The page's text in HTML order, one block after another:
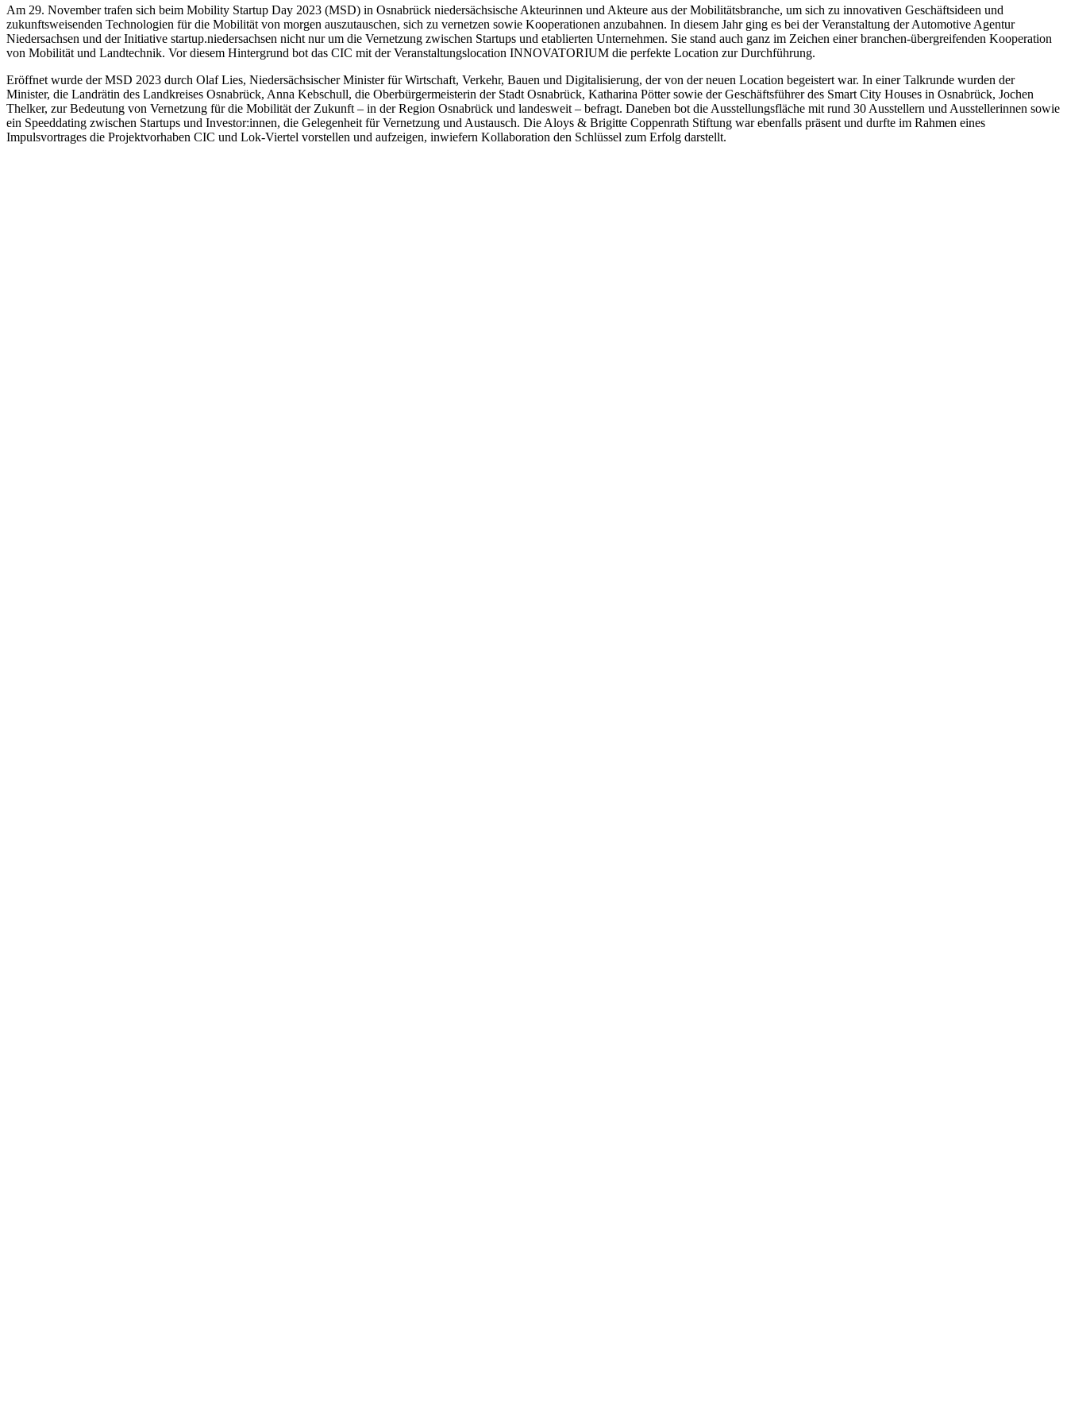
Am 29. November trafen sich beim Mobility Startup Day 2023 (MSD) in Osnabrück niedersächsische Akteurinnen und Akteure aus der Mobilitätsbranche, um sich zu innovativen Geschäftsideen und
zukunftsweisenden Technologien für die Mobilität von morgen auszutauschen, sich zu vernetzen sowie Kooperationen anzubahnen. In diesem Jahr ging es bei der Veranstaltung der Automotive Agentur
Niedersachsen und der Initiative startup.niedersachsen nicht nur um die Vernetzung zwischen Startups und etablierten Unternehmen. Sie stand auch ganz im Zeichen einer branchen-übergreifenden Kooperation
von Mobilität und Landtechnik. Vor diesem Hintergrund bot das CIC mit der Veranstaltungslocation INNOVATORIUM die perfekte Location zur Durchführung.
Eröffnet wurde der MSD 2023 durch Olaf Lies, Niedersächsischer Minister für Wirtschaft, Verkehr, Bauen und Digitalisierung, der von der neuen Location begeistert war. In einer Talkrunde wurden der
Minister, die Landrätin des Landkreises Osnabrück, Anna Kebschull, die Oberbürgermeisterin der Stadt Osnabrück, Katharina Pötter sowie der Geschäftsführer des Smart City Houses in Osnabrück, Jochen
Thelker, zur Bedeutung von Vernetzung für die Mobilität der Zukunft – in der Region Osnabrück und landesweit – befragt. Daneben bot die Ausstellungsfläche mit rund 30 Ausstellern und Ausstellerinnen sowie
ein Speeddating zwischen Startups und Investor:innen, die Gelegenheit für Vernetzung und Austausch. Die Aloys & Brigitte Coppenrath Stiftung war ebenfalls präsent und durfte im Rahmen eines
Impulsvortrages die Projektvorhaben CIC und Lok-Viertel vorstellen und aufzeigen, inwiefern Kollaboration den Schlüssel zum Erfolg darstellt.